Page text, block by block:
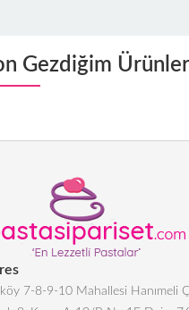
Gezdiğim Ürünler
7-8-9-10 Mahallesi Hanımeli